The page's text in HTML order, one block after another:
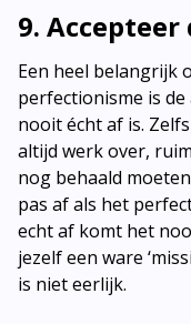
9. Accepteer
Een heel belangrijk
perfectionisme is
nooit écht af is.
altijd werk over,
nog behaald
pas af als het
echt af komt het
jezelf een ware
is niet eerlijk.